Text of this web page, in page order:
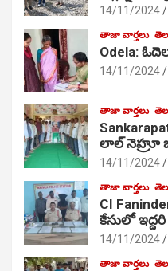
14/11/2024
తాజా వార్తలు
Odela:
14/11/2024
తాజా వార్తలు
లాల్ నెహ్రూ
14/11/2024
తాజా వార్తలు
CI
కేసులో
14/11/2024
తాజా వార్తలు